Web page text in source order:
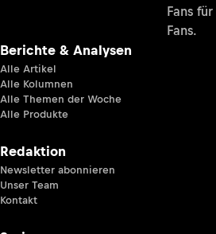
Fans für
Fans.
Berichte & Analysen
Alle Artikel
Alle Kolumnen
Alle Themen der Woche
Alle Produkte
Redaktion
Newsletter abonnieren
Unser Team
Kontakt